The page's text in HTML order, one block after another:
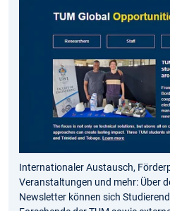
Internationaler Austausch,
Veranstaltungen und mehr: Über
Newsletter können sich